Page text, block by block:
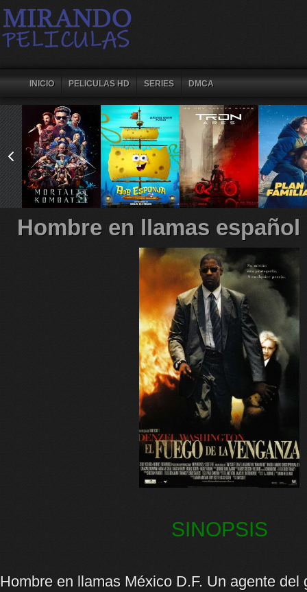
INICIO PELICULAS HD SERIES DMCA
Hombre en llamas español
SINOPSIS
Hombre en llamas México D.F. Un agente del